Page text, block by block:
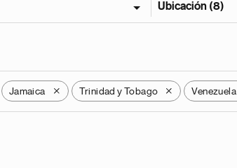
Ubicación (8)
Jamaica X Trinidad y Tobago X Venezuela